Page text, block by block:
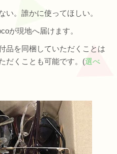
い。誰かに使ってほしい。
が現地へ届けます。
品を同梱していただくことは
だくことも可能です。(選べ